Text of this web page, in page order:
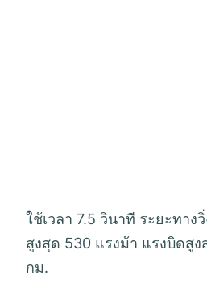
ใช้เวลา 7.5 วินาที ระยะทา
สูงสุด 530 แรงม้า แรงบิดสู
กม.